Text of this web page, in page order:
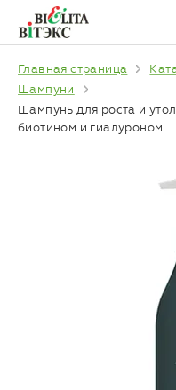
Главная страница
Шампуни
Шампунь для роста и
биотином и гиалуроном